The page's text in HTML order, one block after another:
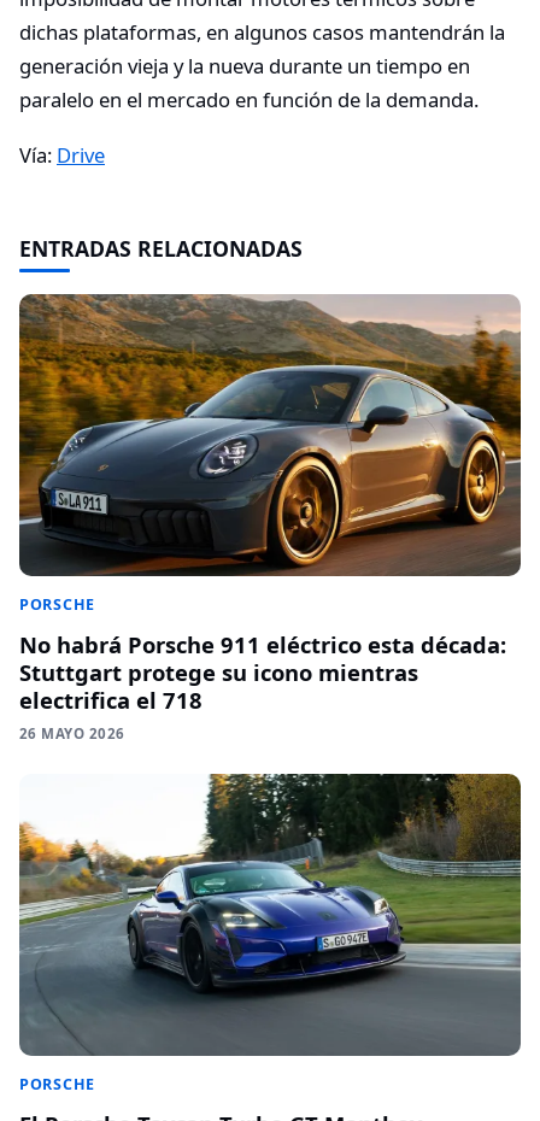
dichas plataformas, en algunos casos mantendrán la
generación vieja y la nueva durante un tiempo en
paralelo en el mercado en función de la demanda.
Vía: Drive
ENTRADAS RELACIONADAS
PORSCHE
No habrá Porsche 911 eléctrico esta década:
Stuttgart protege su icono mientras
electrifica el 718
26 MAYO 2026
PORSCHE